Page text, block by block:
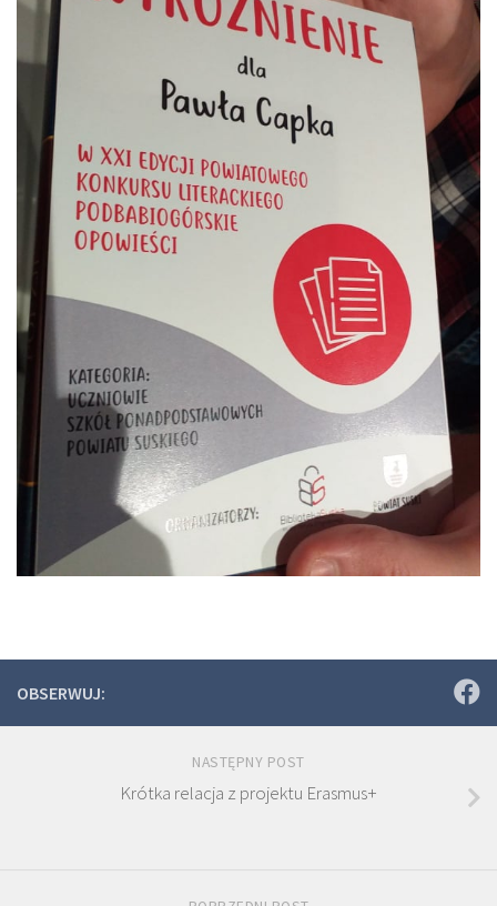
OBSERWUJ:
NASTĘPNY POST
Krótka relacja z projektu Erasmus+